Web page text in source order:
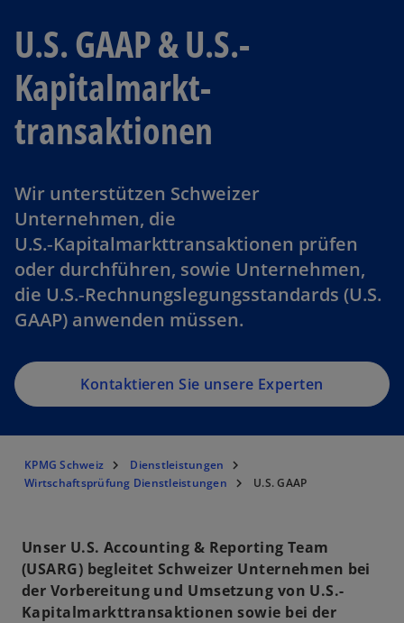
U.S. GAAP & U.S.-
Kapitalmarkt­
transaktionen
Wir unterstützen Schweizer
Unternehmen, die
U.S.‑Kapitalmarkttransaktionen prüfen
oder durchführen, sowie Unternehmen,
die U.S.‑Rechnungslegungsstandards (U.S.
GAAP) anwenden müssen.
Kontaktieren Sie unsere Experten
KPMG Schweiz
Dienstleistungen
Wirtschaftsprüfung Dienstleistungen
U.S. GAAP
Unser U.S. Accounting & Reporting Team
(USARG) begleitet Schweizer Unternehmen bei
der Vorbereitung und Umsetzung von U.S.-
Kapitalmarkttransaktionen sowie bei der